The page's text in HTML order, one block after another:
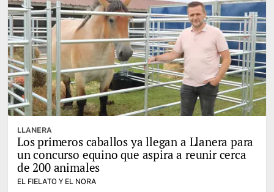
LLANERA
Los primeros caballos ya llegan a Llanera para
un concurso equino que aspira a reunir cerca
de 200 animales
EL FIELATO Y EL NORA